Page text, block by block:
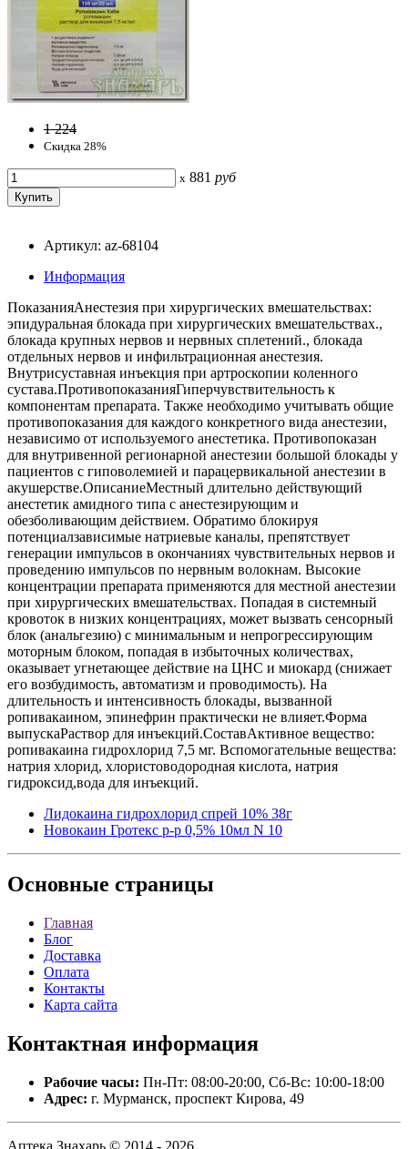
1 224
Скидка 28%
x 881 руб
Артикул: az-68104
Информация
ПоказанияАнестезия при хирургических вмешательствах:
эпидуральная блокада при хирургических вмешательствах.,
блокада крупных нервов и нервных сплетений., блокада
отдельных нервов и инфильтрационная анестезия.
Внутрисуставная инъекция при артроскопии коленного
сустава.ПротивопоказанияГиперчувствительность к
компонентам препарата. Также необходимо учитывать общие
противопоказания для каждого конкретного вида анестезии,
независимо от используемого анестетика. Противопоказан
для внутривенной регионарной анестезии большой блокады у
пациентов с гиповолемией и парацервикальной анестезии в
акушерстве.ОписаниеМестный длительно действующий
анестетик амидного типа с анестезирующим и
обезболивающим действием. Обратимо блокируя
потенциалзависимые натриевые каналы, препятствует
генерации импульсов в окончаниях чувствительных нервов и
проведению импульсов по нервным волокнам. Высокие
концентрации препарата применяются для местной анестезии
при хирургических вмешательствах. Попадая в системный
кровоток в низких концентрациях, может вызвать сенсорный
блок (анальгезию) с минимальным и непрогрессирующим
моторным блоком, попадая в избыточных количествах,
оказывает угнетающее действие на ЦНС и миокард (снижает
его возбудимость, автоматизм и проводимость). На
длительность и интенсивность блокады, вызванной
ропивакаином, эпинефрин практически не влияет.Форма
выпускаРаствор для инъекций.СоставАктивное вещество:
ропивакаина гидрохлорид 7,5 мг. Вспомогательные вещества:
натрия хлорид, хлористоводородная кислота, натрия
гидроксид,вода для инъекций.
Лидокаина гидрохлорид спрей 10% 38г
Новокаин Гротекс р-р 0,5% 10мл N 10
Основные страницы
Главная
Блог
Доставка
Оплата
Контакты
Карта сайта
Контактная информация
Рабочие часы: Пн-Пт: 08:00-20:00, Сб-Вс: 10:00-18:00
Адрес: г. Мурманск, проспект Кирова, 49